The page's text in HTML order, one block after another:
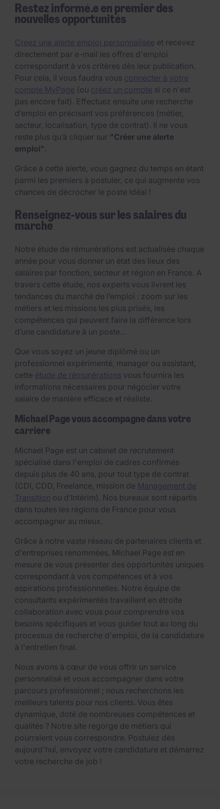
Restez informé.e en premier des
nouvelles opportunités
Créez une alerte emploi personnalisée et recevez
directement par e-mail les offres d'emploi
correspondant à vos critères dès leur publication.
Pour cela, il vous faudra vous connecter à votre
compte MyPage (ou créez un compte si ce n'est
pas encore fait). Effectuez ensuite une recherche
d’emploi en précisant vos préférences (métier,
secteur, localisation, type de contrat). Il ne vous
reste plus qu’à cliquer sur "Créer une alerte
emploi" .
Grâce à cette alerte, vous gagnez du temps en étant
parmi les premiers à postuler, ce qui augmente vos
chances de décrocher le poste idéal !
Renseignez-vous sur les salaires du
marché
Notre étude de rémunérations est actualisée chaque
année pour vous donner un état des lieux des
salaires par fonction, secteur et région en France. A
travers cette étude, nos experts vous livrent les
tendances du marché de l’emploi : zoom sur les
métiers et les missions les plus prisés, les
compétences qui peuvent faire la différence lors
d’une candidature à un poste…
Que vous soyez un jeune diplômé ou un
professionnel expérimenté, manager ou assistant,
cette étude de rémunérations vous fournira les
informations nécessaires pour négocier votre
salaire de manière efficace et réaliste.
Michael Page vous accompagne dans votre
carrière
Michael Page est un cabinet de recrutement
spécialisé dans l'emploi de cadres confirmés
depuis plus de 40 ans, pour tout type de contrat
(CDI, CDD, Freelance, mission de Management de
Transition ou d’Intérim). Nos bureaux sont répartis
dans toutes les régions de France pour vous
accompagner au mieux.
Grâce à notre vaste réseau de partenaires clients et
d'entreprises renommées, Michael Page est en
mesure de vous présenter des opportunités uniques
correspondant à vos compétences et à vos
aspirations professionnelles. Notre équipe de
consultants expérimentés travaillent en étroite
collaboration avec vous pour comprendre vos
besoins spécifiques et vous guider tout au long du
processus de recherche d'emploi, de la candidature
à l'entretien final.
Nous avons à cœur de vous offrir un service
personnalisé et vous accompagner dans votre
parcours professionnel ; nous recherchons les
meilleurs talents pour nos clients. Vous êtes
dynamique, doté de nombreuses compétences et
qualités ? Notre site regorge de métiers qui
pourraient vous correspondre. Postulez dès
aujourd'hui, envoyez votre candidature et démarrez
votre recherche de job !